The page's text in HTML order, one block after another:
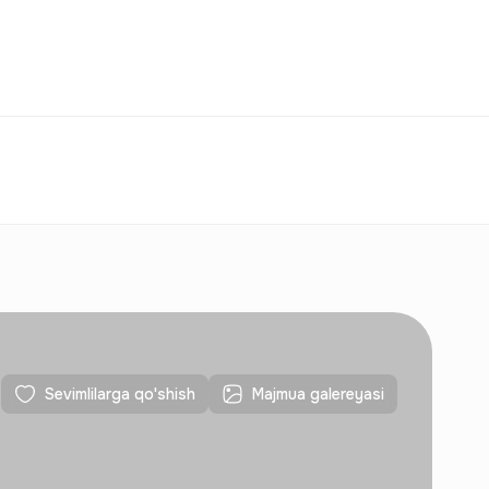
Sevimlilarga qo'shish Majmua galereyasi